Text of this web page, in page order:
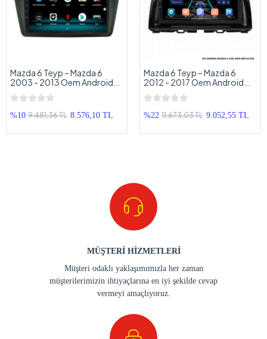
Mazda 6 Teyp – Mazda 6
2003 - 2013 Oem Android
Multimedya – Mazda 6
Android Double Teyp
%10 9.481,36 TL 8.576,10 TL
Mazda 6 Teyp – Mazda 6
2012 - 2017 Oem Android
Multimedya – Mazda 6
Android Double Teyp
%22 11.673,03 TL 9.052,55 TL
MÜŞTERİ HİZMETLERİ
Müşteri odaklı yaklaşımımızla her zaman
müşterilerimizin ihtiyaçlarına en iyi şekilde cevap
vermeyi amaçlıyoruz.